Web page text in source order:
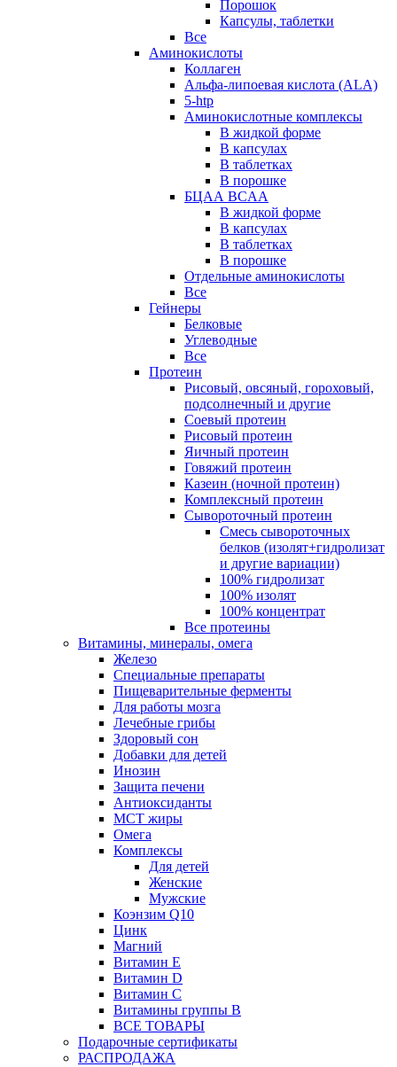
Порошок
Капсулы, таблетки
Все
Аминокислоты
Коллаген
Альфа-липоевая кислота (ALA)
5-htp
Аминокислотные комплексы
В жидкой форме
В капсулах
В таблетках
В порошке
БЦАА BCAA
В жидкой форме
В капсулах
В таблетках
В порошке
Отдельные аминокислоты
Все
Гейнеры
Белковые
Углеводные
Все
Протеин
Рисовый, овсяный, гороховый,
подсолнечный и другие
Соевый протеин
Рисовый протеин
Яичный протеин
Говяжий протеин
Казеин (ночной протеин)
Комплексный протеин
Сывороточный протеин
Смесь сывороточных
белков (изолят+гидролизат
и другие вариации)
100% гидролизат
100% изолят
100% концентрат
Все протеины
Витамины, минералы, омега
Железо
Специальные препараты
Пищеварительные ферменты
Для работы мозга
Лечебные грибы
Здоровый сон
Добавки для детей
Инозин
Защита печени
Антиоксиданты
МСТ жиры
Омега
Комплексы
Для детей
Женские
Мужские
Коэнзим Q10
Цинк
Магний
Витамин Е
Витамин D
Витамин С
Витамины группы B
ВСЕ ТОВАРЫ
Подарочные сертификаты
РАСПРОДАЖА